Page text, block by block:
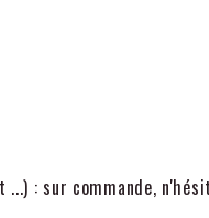
: sur commande,